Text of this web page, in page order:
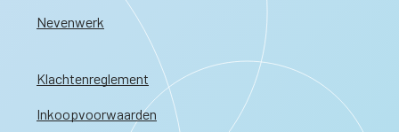
Nevenwerk
Klachtenreglement
Inkoopvoorwaarden